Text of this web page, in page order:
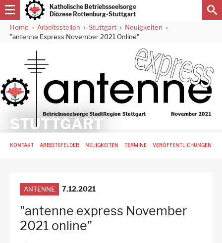
Direkt
zum
Inhalt
Katholische Betriebsseelsorge
Diözese Rottenburg-Stuttgart
Pfadnavigation
Home Arbeitsstellen Stuttgart
Neuigkeiten
"antenne Express November 2021 Online"
STUTTGART
Hauptnavigation
KONTAKT ARBEITSFELDER NEUIGKEITEN TERMINE VERÖFFENTLICHUNGEN
ANTENNE 7.12.2021
"antenne express November
2021 online"